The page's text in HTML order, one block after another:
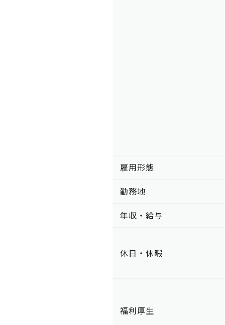
雇用形態
勤務地
年収・給与
休日・休暇
福利厚生